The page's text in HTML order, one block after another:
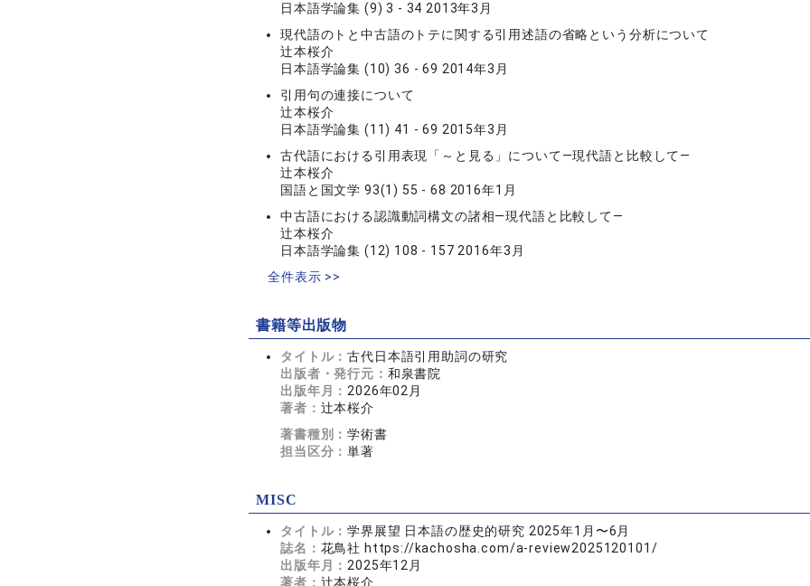
日本語学論集 (9) 3 - 34 2013年3月
現代語のトと中古語のトテに関する引用述語の省略という分析について
辻本桜介
日本語学論集 (10) 36 - 69 2014年3月
引用句の連接について
辻本桜介
日本語学論集 (11) 41 - 69 2015年3月
古代語における引用表現「～と見る」について―現代語と比較して―
辻本桜介
国語と国文学 93(1) 55 - 68 2016年1月
中古語における認識動詞構文の諸相―現代語と比較して―
辻本桜介
日本語学論集 (12) 108 - 157 2016年3月
全件表示 >>
書籍等出版物
タイトル：古代日本語引用助詞の研究
出版者・発行元： 和泉書院
出版年月： 2026年02月
著者： 辻本桜介
著書種別：学術書
担当区分：単著
MISC
タイトル：学界展望 日本語の歴史的研究 2025年1月〜6月
誌名： 花鳥社 https://kachosha.com/a-review2025120101/
出版年月： 2025年12月
著者： 辻本桜介